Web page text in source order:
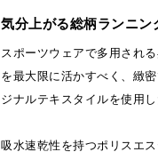
気分上がる総柄ランニン
スポーツウェアで多用され
を最大限に活かすべく、緻
ジナルテキスタイルを使用
吸水速乾性を持つポリスエ